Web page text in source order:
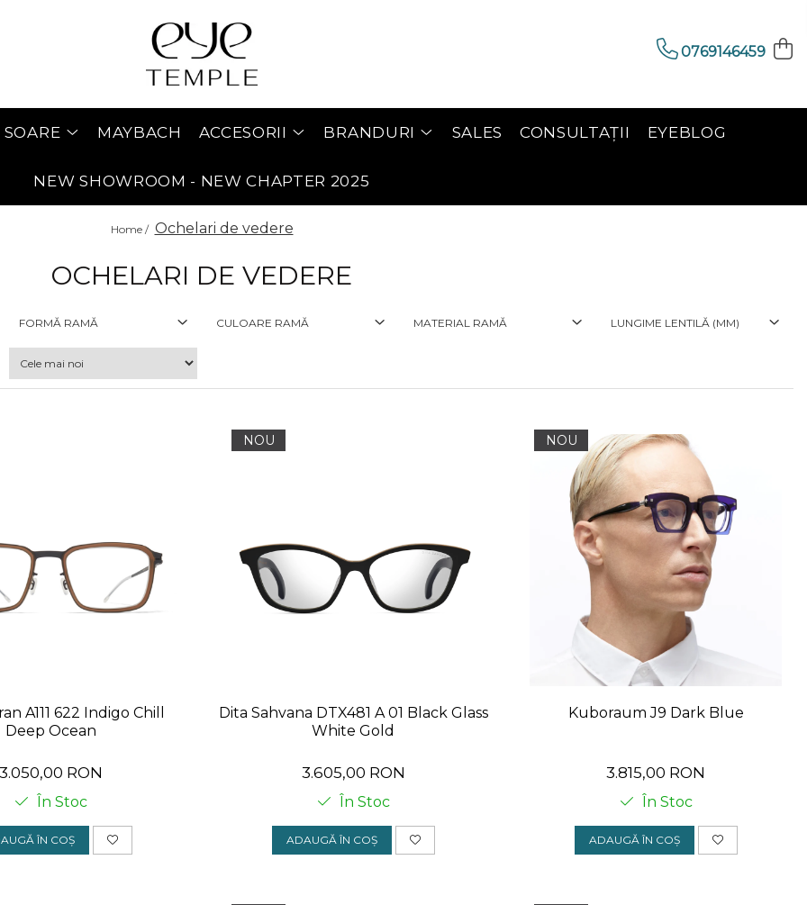
0769146459
MAYBACH ACCESORII BRANDURI SALES CONSULTAȚII EYEBLOG
NEW SHOWROOM - NEW CHAPTER 2025
Home / Ochelari de vedere
OCHELARI DE VEDERE
FORMĂ RAMĂ CULOARE RAMĂ MATERIAL RAMĂ LUNGIME LENTILĂ (MM)
A111 622 Indigo Chill
Deep Ocean
3.050,00 RON
În Stoc
ÎN COȘ
NOU
Dita Sahvana DTX481 A 01 Black Glass
White Gold
3.605,00 RON
În Stoc
ADAUGĂ ÎN COȘ
NOU
Kuboraum J9 Dark Blue
3.815,00 RON
În Stoc
ADAUGĂ ÎN COȘ